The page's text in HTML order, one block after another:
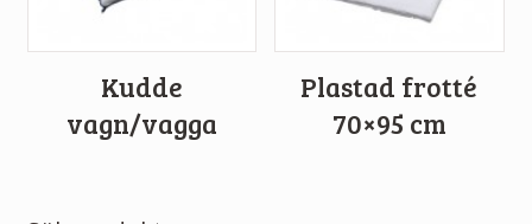
Kudde
vagn/vagga
Plastad frotté
70×95 cm